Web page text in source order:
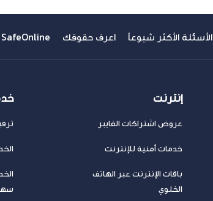
الأسئلة الأكثر شيوعاً اعرف حقوقك SafeOnline
إنترنت
عروض اشتراكات الفايبر
خدمات أمنية للإنترنت
باقات الإنترنت عبر الهاتف
الخلوي